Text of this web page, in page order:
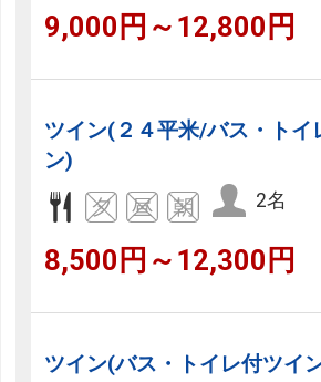
9,000円～12,800円
ツイン(２４平米/バス・トイ
ン)
2名
8,500円～12,300円
ツイン(バス・トイレ付ツイ